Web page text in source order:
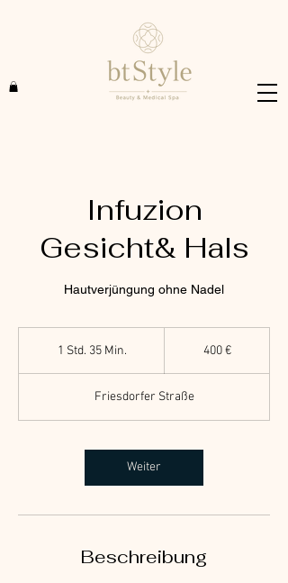
Infuzion
Gesicht& Hals
Hautverjüngung ohne Nadel
1 Std. 35 Min.
d
3
M
i
n
400 €
Friesdorfer Straße
Weiter
Beschreibung